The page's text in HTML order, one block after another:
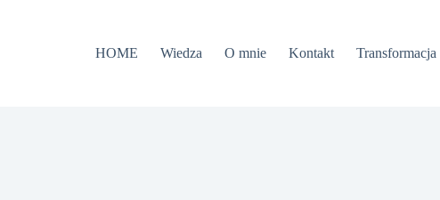
HOME
Wiedza O mnie Kontakt Transformacja